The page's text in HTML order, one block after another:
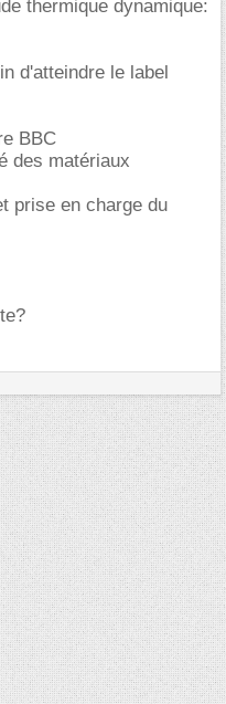
thermique dynamique:
d'atteindre le label
BBC
des matériaux
prise en charge du